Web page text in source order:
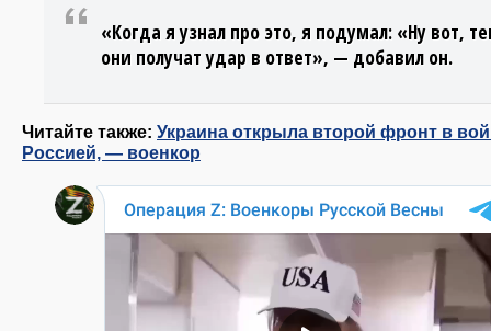
«Когда я узнал про это, я подумал: «Ну вот,
они получат удар в ответ», — добавил он.
Читайте также: Украина открыла второй фронт в
Россией, — военкор